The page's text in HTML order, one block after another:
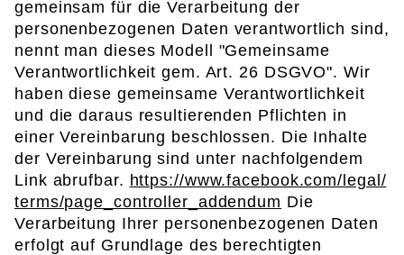
gemeinsam für die Verarbeitung der
personenbezogenen Daten verantwortlich sind,
nennt man dieses Modell "Gemeinsame
Verantwortlichkeit gem. Art. 26 DSGVO". Wir
haben diese gemeinsame Verantwortlichkeit
und die daraus resultierenden Pflichten in
einer Vereinbarung beschlossen. Die Inhalte
der Vereinbarung sind unter nachfolgendem
Link abrufbar. https://www.facebook.com/legal/
terms/page_controller_addendum Die
Verarbeitung Ihrer personenbezogenen Daten
erfolgt auf Grundlage des berechtigten